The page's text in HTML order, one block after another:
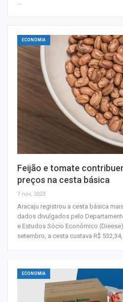
ECONOMIA
Feijão e tomate
preços na cesta básica
7 nov, 2023
Aracaju registrou a cesta básica
dados divulgados pelo
e Estudos Sócio Econômico
setembro, a cesta custava R$ 532,34,
ECONOMIA